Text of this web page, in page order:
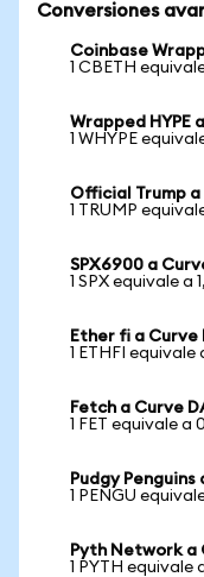
Conversiones
Coinbase
1 CBETH
Wrapped HYPE
1 WHYPE
Official Trump a
1 TRUMP
SPX6900 a
1 SPX equivale a
Ether fi a Curve
1 ETHFI equivale
Fetch a Curve
1 FET equivale a
Pudgy Penguins
1 PENGU
Pyth Network a
1 PYTH equivale